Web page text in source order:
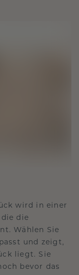
wird in einer
die
Wählen Sie
und zeigt,
liegt. Sie
bevor das